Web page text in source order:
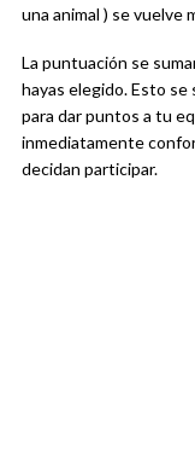
una animal ) se vuelve
La puntuación se
hayas elegido. Esto
para dar puntos a tu
inmediatamente
decidan participar.